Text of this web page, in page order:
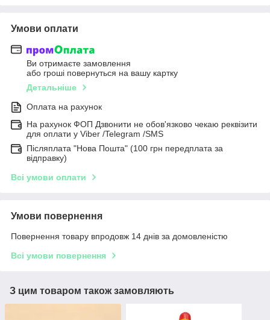
Умови оплати
Ви отримаєте замовлення
або гроші повернуться на вашу картку
Детальніше
Оплата на рахунок
На рахунок ФОП Дзвонити не обов'язково чекаю реквізити
для оплати у Viber /Telegram /SMS
Післяплата "Нова Пошта" (100 грн передплата за
відправку)
Всі умови оплати
Умови повернення
Повернення товару впродовж 14 днів за домовленістю
Всі умови повернення
З цим товаром також замовляють